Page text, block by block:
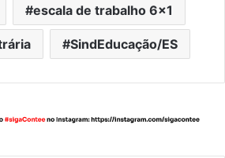
escala de trabalho 6×1
SindEducação/ES